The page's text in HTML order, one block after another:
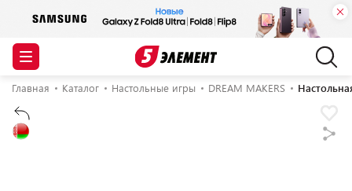
Главная Каталог Настольные игры DREAM MAKERS